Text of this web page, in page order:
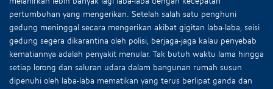
pertumbuhan yang mengerikan. Setelah salah satu penghuni
gedung meninggal secara mengerikan akibat gigitan laba-laba, seisi
gedung segera dikarantina oleh polisi, berjaga-jaga kalau penyebab
kematiannya adalah penyakit menular. Tak butuh waktu lama hingga
setiap lorong dan saluran udara dalam bangunan rumah susun
dipenuhi oleh laba-laba mematikan yang terus berlipat ganda dan